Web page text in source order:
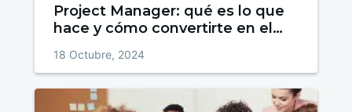
Project Manager: qué es lo que
hace y cómo convertirte en el
18 Octubre, 2024